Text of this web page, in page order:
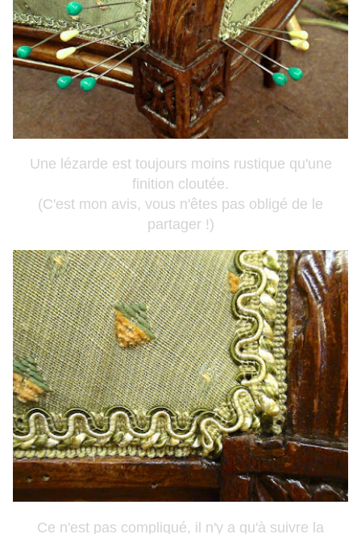
Une lézarde est toujours moins rustique qu'une
finition cloutée.
(C'est mon avis, vous n'êtes pas obligé de le
partager !)
Ce n'est pas compliqué, il n'y a qu'à suivre la